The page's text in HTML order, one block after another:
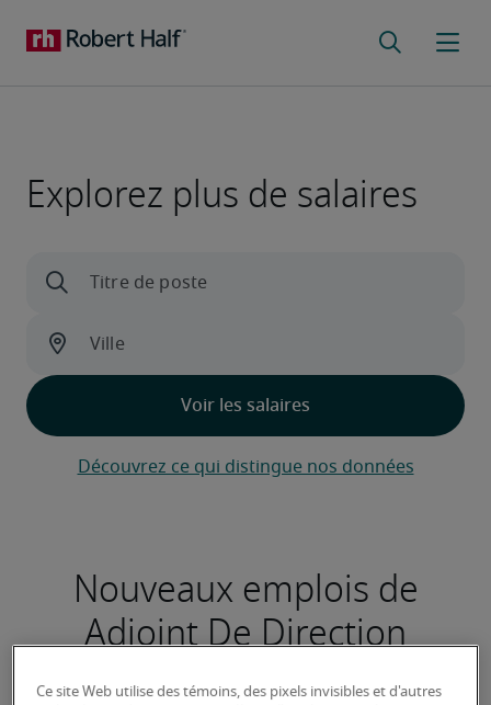
Explorez plus de salaires
Découvrez ce qui distingue nos données
Nouveaux emplois de
Adjoint De Direction
Ce site Web utilise des témoins, des pixels invisibles et d'autres